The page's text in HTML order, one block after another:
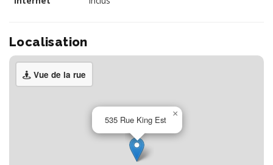
Localisation
Vue de la rue
535 Rue King Est
×